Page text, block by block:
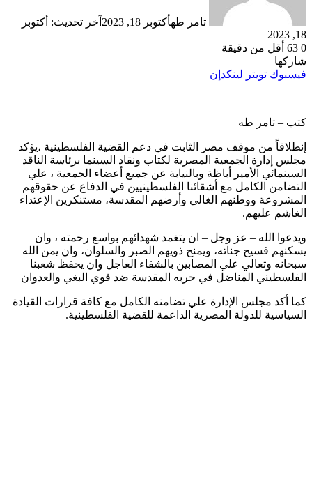
تامر طهأكتوبر 18, 2023
آخر تحديث: أكتوبر
18, 2023
0
أقل من دقيقة
شاركها
فيسبوك تويتر لينكدإن
كتب – تامر طه
إنطلاقاً من موقف مصر الثابت في دعم القضية الفلسطينية ،يؤكد
مجلس إدارة الجمعية المصرية لكتاب ونقاد السينما برئاسة الناقد
السينمائي الأمير أباظة وبالنيابة عن جميع أعضاء الجمعية ، علي
التضامن الكامل مع أشقائنا الفلسطينيين في الدفاع عن حقوقهم
المشروعة ووطنهم الغالي وأرضهم المقدسة، مستنكرين الإعتداء
الغاشم عليهم.
ويدعوا الله – عز وجل – ان يتغمد شهدائهم بواسع رحمته ، وان
يسكنهم فسيح جناته، ويمنح ذويهم الصبر والسلوان، وان يمن الله
سبحانه وتعالي علي المصابين بالشفاء العاجل وان يحفظ شعبنا
الفلسطيني المناضل في حربه المقدسة ضد قوي البغي والعدوان
كما أكد مجلس الإدارة علي تضامنه الكامل مع كافة قرارات القيادة
السياسية للدولة المصرية الداعمة للقضية الفلسطينية.